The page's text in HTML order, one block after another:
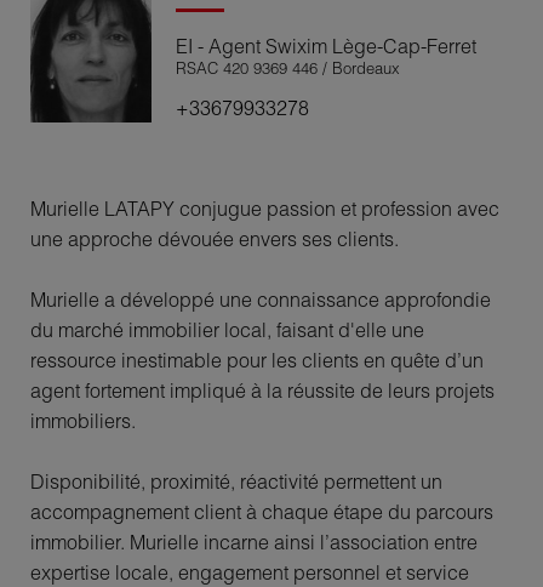
EI - Agent Swixim Lège-Cap-Ferret
RSAC 420 9369 446 / Bordeaux
+33679933278
Murielle LATAPY conjugue passion et profession avec
une approche dévouée envers ses clients.
Murielle a développé une connaissance approfondie
du marché immobilier local, faisant d'elle une
ressource inestimable pour les clients en quête d’un
agent fortement impliqué à la réussite de leurs projets
immobiliers.
Disponibilité, proximité, réactivité permettent un
accompagnement client à chaque étape du parcours
immobilier. Murielle incarne ainsi l’association entre
expertise locale, engagement personnel et service